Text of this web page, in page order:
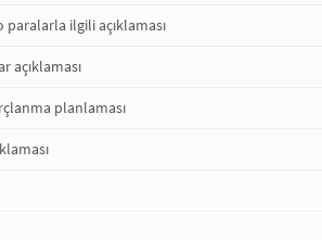
ilgili açıklaması
açıklaması
planlaması